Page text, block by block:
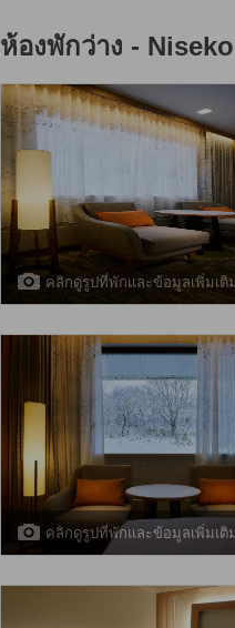
ห้องพักว่าง -
คลิกดูรูปที่พักและข้อมูลเพิ่มเติ
คลิกดูรูปที่พักและข้อมูลเพิ่มเติ